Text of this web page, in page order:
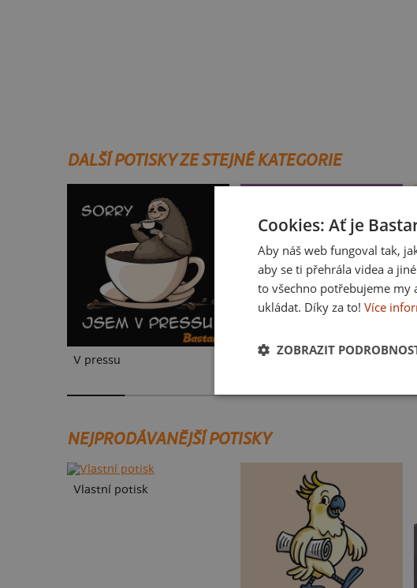
DALŠÍ POTISKY ZE STEJNÉ KATEGORIE
V pressu Ve formě
NEJPRODÁVANĚJŠÍ POTISKY
Vlastní potisk
Cookies: Ať je
Aby náš web fungoval tak,
aby se ti přehrála videa a
to všechno potřebujeme my
ukládat. Díky za to! Více
ZOBRAZIT